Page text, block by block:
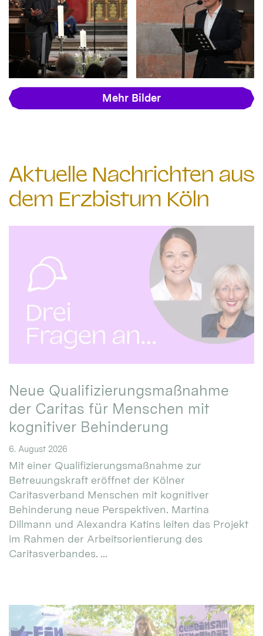
Mehr Bilder
Aktuelle Nachrichten aus
dem Erzbistum Köln
Neue Qualifizierungsmaßnahme
der Caritas für Menschen mit
kognitiver Behinderung
6. August 2026
Mit einer Qualifizierungsmaßnahme zur
Betreuungskraft eröffnet der Kölner
Caritasverband Menschen mit kognitiver
Behinderung neue Perspektiven. Martina
Dillmann und Alexandra Katins leiten das Projekt
im Rahmen der Arbeitsorientierung des
Caritasverbandes. ...